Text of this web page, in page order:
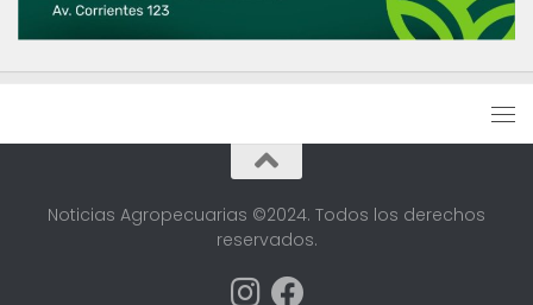
Noticias Agropecuarias ©2024. Todos los derechos
reservados.